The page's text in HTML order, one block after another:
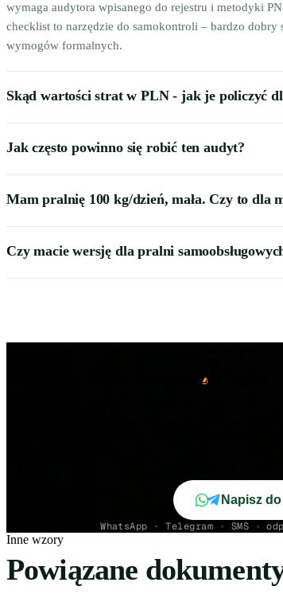
wymaga audytora wpisanego do rejestru i metodyki
checklist to narzędzie do samokontroli – bardzo dobry
wymogów formalnych.
Skąd wartości strat w PLN - jak je policzyć
Jak często powinno się robić ten audyt?
Mam pralnię 100 kg/dzień, mała. Czy to dla
Czy macie wersję dla pralni
Nie wiesz, który wzór
Napisz
WhatsApp · Telegram · SMS ·
Inne wzory
Powiązane